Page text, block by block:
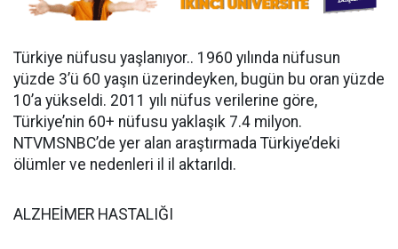
Türkiye nüfusu yaşlanıyor.. 1960 yılında nüfusun
yüzde 3’ü 60 yaşın üzerindeyken, bugün bu oran yüzde
10’a yükseldi. 2011 yılı nüfus verilerine göre,
Türkiye’nin 60+ nüfusu yaklaşık 7.4 milyon.
NTVMSNBC’de yer alan araştırmada Türkiye’deki
ölümler ve nedenleri il il aktarıldı.
ALZHEİMER HASTALIĞI